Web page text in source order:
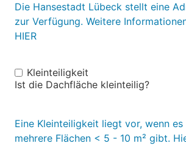
Die Hansestadt Lübeck stellt eine
zur Verfügung. Weitere
HIER
Kleinteiligkeit
Kleinteiligkeit
Ist die Dachfläche kleinteilig?
Eine Kleinteiligkeit liegt vor, wenn
mehrere Flächen < 5 - 10 m² gibt.